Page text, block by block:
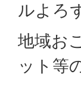
ルよろ
地域お
ット等